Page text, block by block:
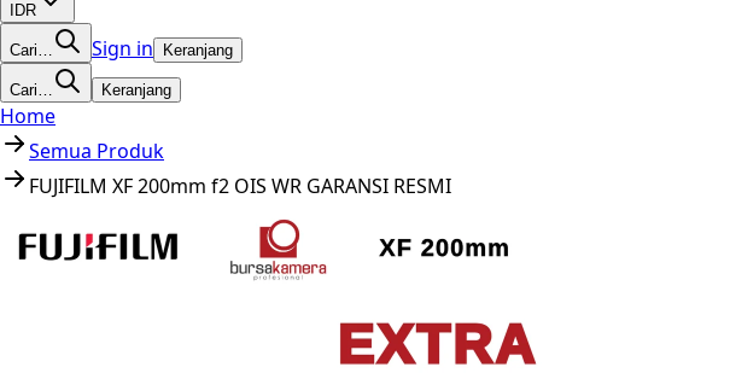
IDR
Cari… Sign in Keranjang
Cari… Keranjang
Home
Semua Produk
FUJIFILM XF 200mm f2 OIS WR GARANSI RESMI